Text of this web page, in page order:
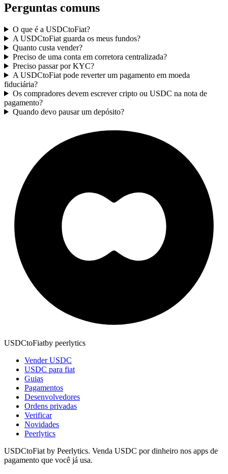
Perguntas comuns
O que é a USDCtoFiat?
A USDCtoFiat guarda os meus fundos?
Quanto custa vender?
Preciso de uma conta em corretora centralizada?
Preciso passar por KYC?
A USDCtoFiat pode reverter um pagamento em moeda
fiduciária?
Os compradores devem escrever cripto ou USDC na nota de
pagamento?
Quando devo pausar um depósito?
USDCtoFiatby peerlytics
Vender USDC
USDC para fiat
Guias
Pagamentos
Desenvolvedores
Ordens privadas
Verificar
Novidades
Peerlytics
USDCtoFiat by Peerlytics. Venda USDC por dinheiro nos apps de
pagamento que você já usa.